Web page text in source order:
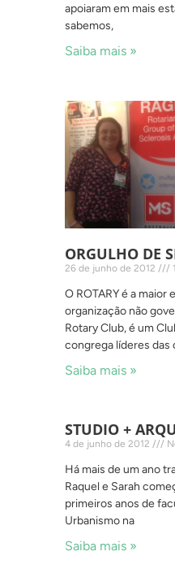
apoiaram em mais
sabemos,
Saiba mais »
ORGULHO DE
26 de junho de 2012
O ROTARY é a maior
organização não
Rotary Club, é um
congrega líderes das
Saiba mais »
STUDIO +
4 de junho de 2012
Há mais de um ano
Raquel e Sarah
primeiros anos de
Urbanismo na
Saiba mais »